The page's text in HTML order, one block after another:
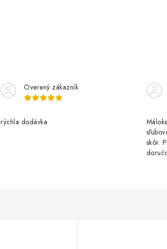
Overený zákazník
rýchla dodávka
skôr.